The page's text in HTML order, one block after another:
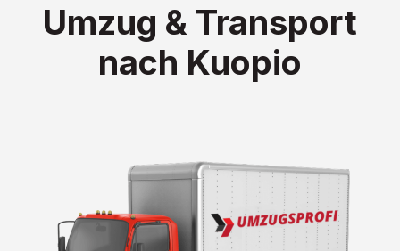
Umzug & Transport
nach Kuopio